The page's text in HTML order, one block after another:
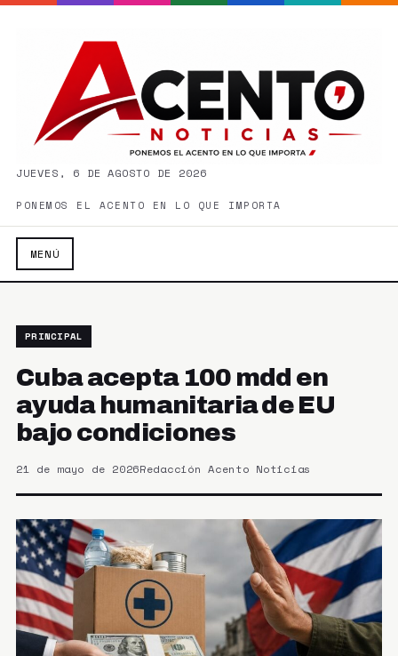
JUEVES, 6 DE AGOSTO DE 2026
PONEMOS EL ACENTO EN LO QUE IMPORTA
MENÚ
PRINCIPAL
Cuba acepta 100 mdd en
ayuda humanitaria de EU
bajo condiciones
21 de mayo de 2026Redacción Acento Noticias